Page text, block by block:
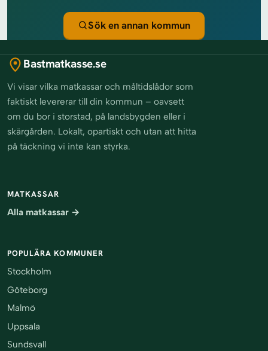
Sök en annan kommun
Bastmatkasse.se
Vi visar vilka matkassar och måltidslådor som
faktiskt levererar till din kommun – oavsett
om du bor i storstad, på landsbygden eller i
skärgården. Lokalt, opartiskt och utan att hitta
på täckning vi inte kan styrka.
MATKASSAR
Alla matkassar →
POPULÄRA KOMMUNER
Stockholm
Göteborg
Malmö
Uppsala
Sundsvall